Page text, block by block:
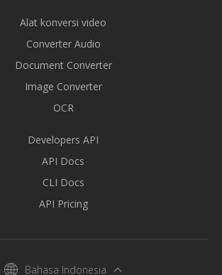
Alat konversi video
Converter Audio
Document Converter
Image Converter
OCR
Developers API
API Docs
CLI Docs
API Pricing
Bahasa Indonesia